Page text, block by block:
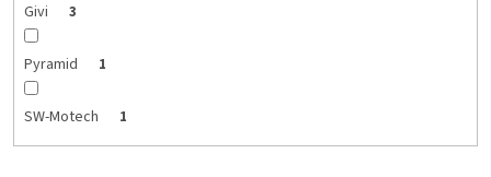
Givi 3
Pyramid 1
SW-Motech 1